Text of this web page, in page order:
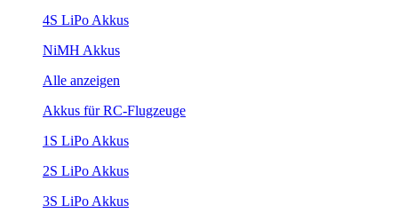
4S LiPo Akkus
NiMH Akkus
Alle anzeigen
Akkus für RC-Flugzeuge
1S LiPo Akkus
2S LiPo Akkus
3S LiPo Akkus